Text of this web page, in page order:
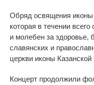
Обряд освящения
которая в течении
и молебен за здоровье,
славянских и
церкви иконы
Концерт продолжили